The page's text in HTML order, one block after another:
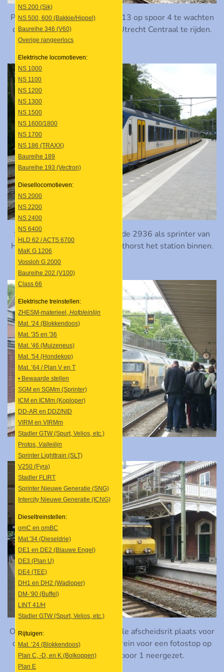
Plan V 456 staat op 25 mei 2013 op spoor 4 te wachten
om over de Stichtse Lijn naar Utrecht Centraal te rijden.
SGMm 2940 rijdt samen met de 2936 als sprinter van
Hoofddorp naar Amersfoort Vathorst het station binnen.
Op deze dag vond er een officiële afscheidsrit plaats voor
de DD-AR. In Baarn werd de trein voor een fotostop op
het weinig gebruikte spoor 1 neergezet.
NS 200 (Sik)
NS 500, 600 (Bakkie/Hippel)
Baureihe 346 (V60)
Overige rangeerlocs
Elektrische locomotieven:
NS 1000
NS 1100
NS 1200
NS 1300
NS 1500
NS 1600/1800
NS 1700
NS 186 (TRAXX)
Baureihe 189
Baureihe 193 (Vectron)
Diesellocomotieven:
NS 2000
NS 2200
NS 2400
NS 6400
HLD 62 / ACTS 6700
MaK G 1206
Vossloh G 2000
Baureihe 202 (V100)
Class 66
Elektrische treinstellen:
ZHESM-materieel,Hofpleinlijn
Mat. '24 (Blokkendoos)
Mat. '35 en '36
Mat. '46 (Muizeneus)
Mat. '54 (Hondekop)
Mat. ’64 / Plan V en T
• Bewaarde stellen
SGM en SGMm (Sprinter)
ICM en ICMm (Koploper)
DD-AR en DDZ/NID
VIRM en VIRMm
Stadler GTW (Spurt, Velios, etc.)
Protos, Valleilijn
Sprinter Lighttrain (SLT)
V250 (Fyra)
Stadler FLIRT
Sprinter Nieuwe Generatie (SNG)
Intercity Nieuwe Generatie (ICNG)
Dieseltreinstellen:
omC en omBC
Mat.'34 (Dieseldrie)
DE1 en DE2 (Blauwe Engel)
DE3 (Plan U)
DE4 (TEE)
DH1 en DH2 (Wadloper)
DM-’90 (Buffel)
LINT 41/H
Stadler GTW (Spurt, Velios, etc.)
Rijtuigen:
Mat. ’24 (Blokkendoos)
Plan C, -D, en K (Bolkoppen)
Plan E